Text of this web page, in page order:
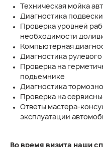
Техническая мойка
Диагностика подвески
Проверка уровней
необходимости
Компьютерная
Диагностика
Проверка на
подъемнике
Диагностика
Проверка на
Ответы мастера-
эксплуатации
Во время визита наши